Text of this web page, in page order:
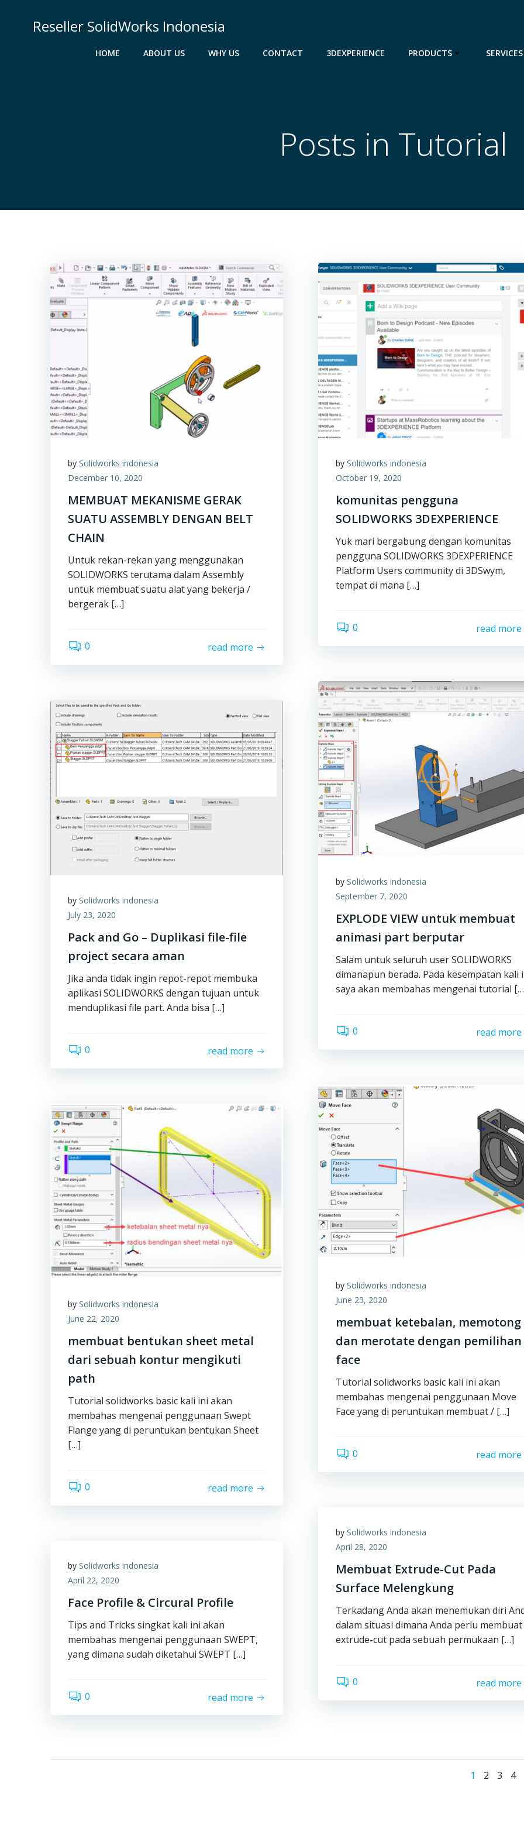
Reseller SolidWorks Indonesia
HOME ABOUT US WHY US CONTACT 3DEXPERIENCE PRODUCTS SERVICES
Posts in Tutorial
by Solidworks indonesia
December 10, 2020
MEMBUAT MEKANISME GERAK
SUATU ASSEMBLY DENGAN BELT
CHAIN
Untuk rekan-rekan yang menggunakan
SOLIDWORKS terutama dalam Assembly
untuk membuat suatu alat yang bekerja /
bergerak […]
0 read more
bySolidworks indonesia
October 19, 2020
komunitas pengguna
SOLIDWORKS 3DEXPERIENCE
Yuk mari bergabung dengan komunitas
pengguna SOLIDWORKS 3DEXPERIENCE
Platform Users community di 3DSwym,
tempat di mana […]
0 read more
bySolidworks indonesia
September 7, 2020
EXPLODE VIEW untuk membuat
animasi part berputar
Salam untuk seluruh user SOLIDWORKS
dimanapun berada. Pada kesempatan kali
saya akan membahas mengenai tutorial
0 read more
by Solidworks indonesia
July 23, 2020
Pack and Go – Duplikasi file-file
project secara aman
Jika anda tidak ingin repot-repot membuka
aplikasi SOLIDWORKS dengan tujuan untuk
menduplikasi file part. Anda bisa […]
0 read more
bySolidworks indonesia
June 23, 2020
membuat ketebalan, memotong
dan merotate dengan pemilihan
face
Tutorial solidworks basic kali ini akan
membahas mengenai penggunaan Move
Face yang di peruntukan membuat / […]
0 read more
by Solidworks indonesia
June 22, 2020
membuat bentukan sheet metal
dari sebuah kontur mengikuti
path
Tutorial solidworks basic kali ini akan
membahas mengenai penggunaan Swept
Flange yang di peruntukan bentukan Sheet
[…]
0 read more
bySolidworks indonesia
April 28, 2020
Membuat Extrude-Cut Pada
Surface Melengkung
Terkadang Anda akan menemukan diri
dalam situasi dimana Anda perlu membuat
extrude-cut pada sebuah permukaan […]
0 read more
by Solidworks indonesia
April 22, 2020
Face Profile & Circural Profile
Tips and Tricks singkat kali ini akan
membahas mengenai penggunaan SWEPT,
yang dimana sudah diketahui SWEPT […]
0 read more
Page
1 Page
2 Page
3 4